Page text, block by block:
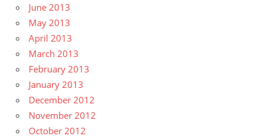
June 2013
May 2013
April 2013
March 2013
February 2013
January 2013
December 2012
November 2012
October 2012